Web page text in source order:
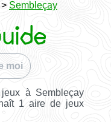
> Sembleçay
moi
à Sembleçay
1 aire de jeux